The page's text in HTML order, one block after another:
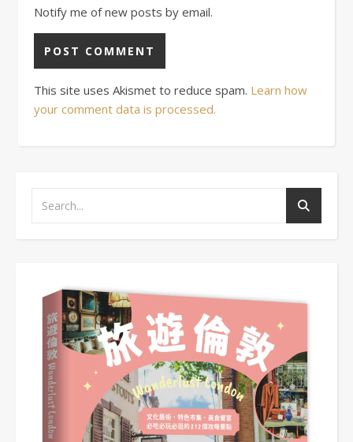
Notify me of new posts by email.
This site uses Akismet to reduce spam. Learn how
your comment data is processed.